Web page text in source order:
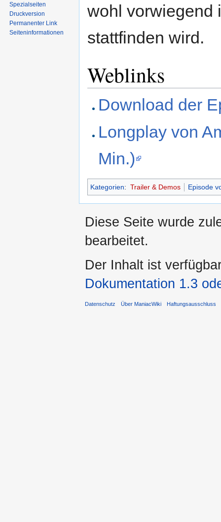
wohl vorwiegend
stattfinden wird.
Weblinks
Download der
Longplay von
Min.)
Kategorien: Trailer & Demos Episode
Spezialseiten
Druckversion
Permanenter Link
Seiten­informationen
Diese Seite wurde
bearbeitet.
Der Inhalt ist
Dokumentation 1.3
Datenschutz Über ManiacWiki Haftungsausschluss